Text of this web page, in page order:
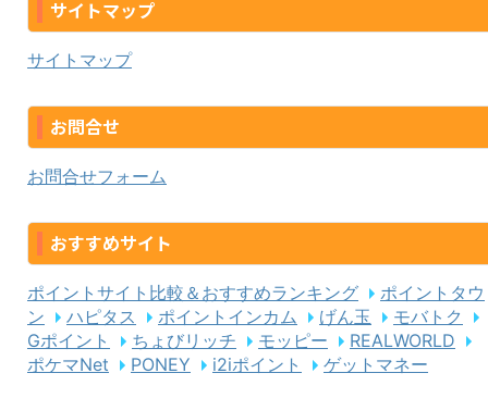
サイトマップ
サイトマップ
お問合せ
お問合せフォーム
おすすめサイト
ポイントサイト比較＆おすすめランキング
ポイントタウ
ン
ハピタス ポイントインカム げん玉
モバトク
Gポイント
ちょびリッチ モッピー
REALWORLD
ポケマNet
PONEY i2iポイント ゲットマネー